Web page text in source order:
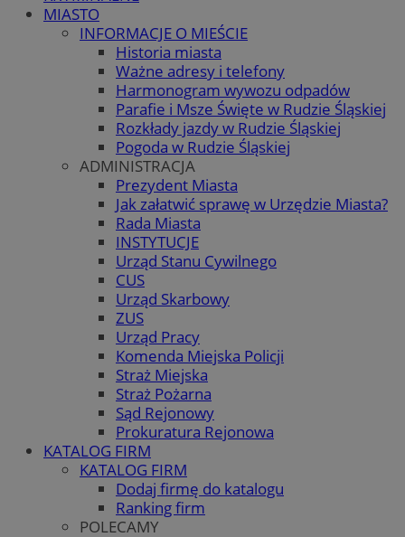
MIASTO
INFORMACJE O MIEŚCIE
Historia miasta
Ważne adresy i telefony
Harmonogram wywozu odpadów
Parafie i Msze Święte w Rudzie Śląskiej
Rozkłady jazdy w Rudzie Śląskiej
Pogoda w Rudzie Śląskiej
ADMINISTRACJA
Prezydent Miasta
Jak załatwić sprawę w Urzędzie Miasta?
Rada Miasta
INSTYTUCJE
Urząd Stanu Cywilnego
CUS
Urząd Skarbowy
ZUS
Urząd Pracy
Komenda Miejska Policji
Straż Miejska
Straż Pożarna
Sąd Rejonowy
Prokuratura Rejonowa
KATALOG FIRM
KATALOG FIRM
Dodaj firmę do katalogu
Ranking firm
POLECAMY